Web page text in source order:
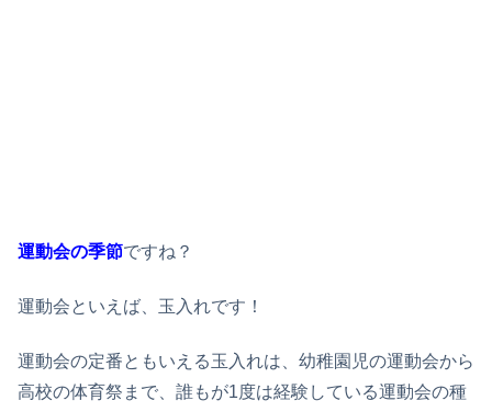
運動会の季節ですね？
運動会といえば、玉入れです！
運動会の定番ともいえる玉入れは、幼稚園児の運動会から
高校の体育祭まで、誰もが1度は経験している運動会の種